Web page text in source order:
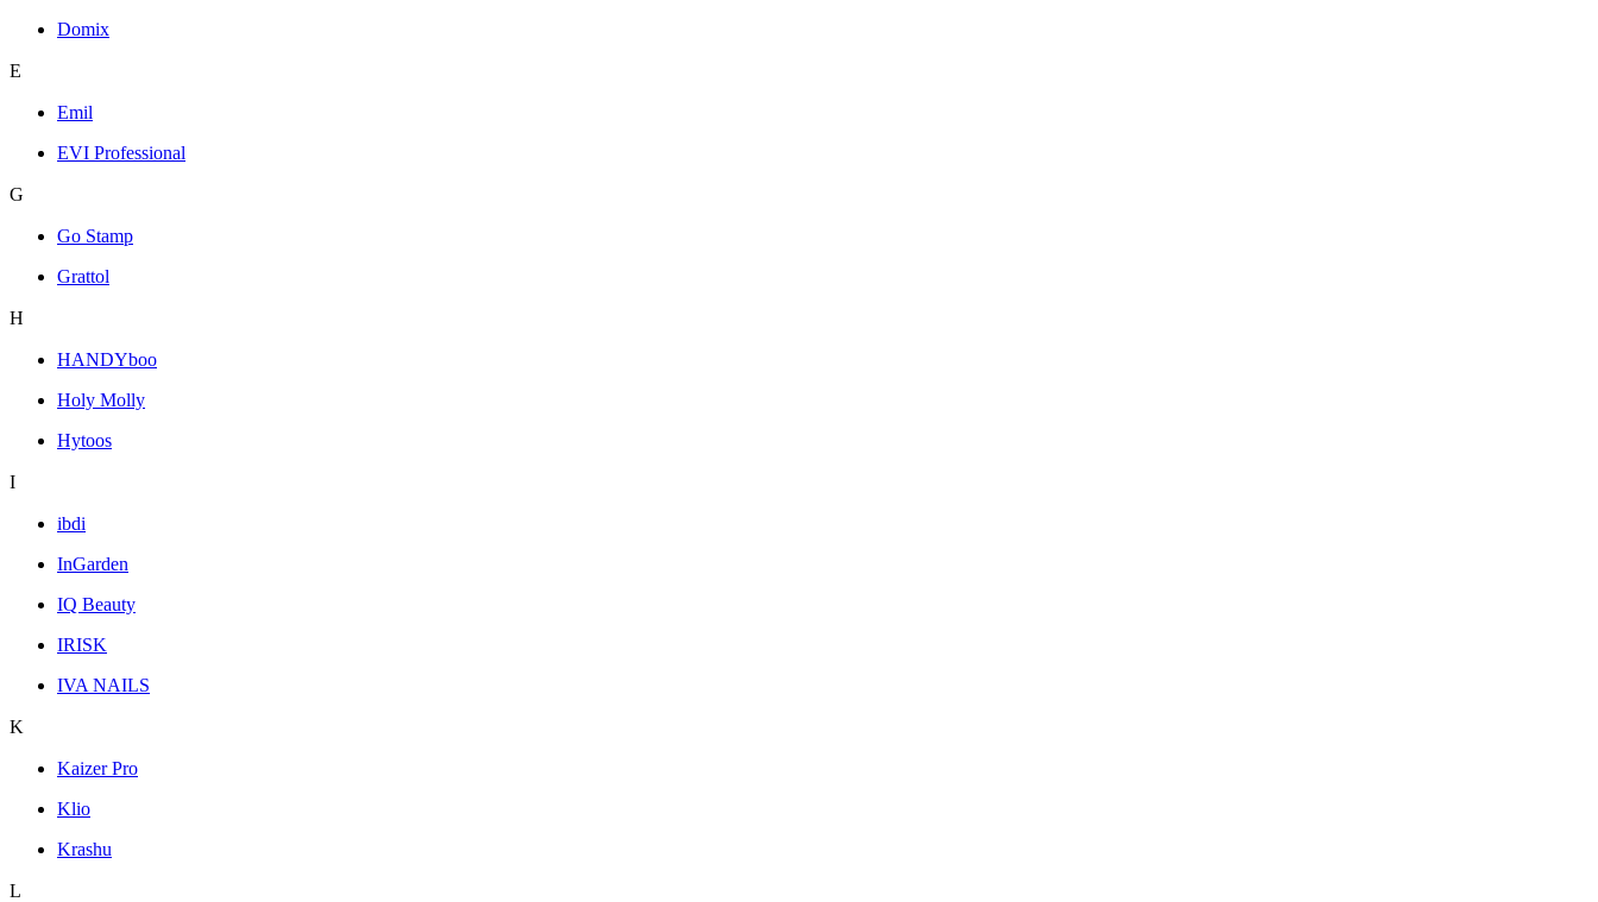
Domix
E
Emil
EVI Professional
G
Go Stamp
Grattol
H
HANDYboo
Holy Molly
Hytoos
I
ibdi
InGarden
IQ Beauty
IRISK
IVA NAILS
K
Kaizer Pro
Klio
Krashu
L